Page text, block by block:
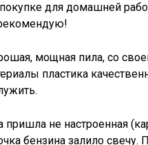
для домашней
мощная пила, со
пластика
пришла не настроенная
бензина залило свечу.